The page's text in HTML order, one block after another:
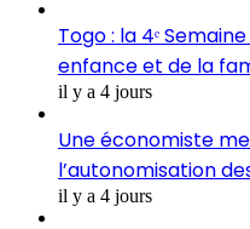
Togo : la 4ᵉ
enfance et de la
il y a 4 jours
Une économiste
l’autonomisation
il y a 4 jours